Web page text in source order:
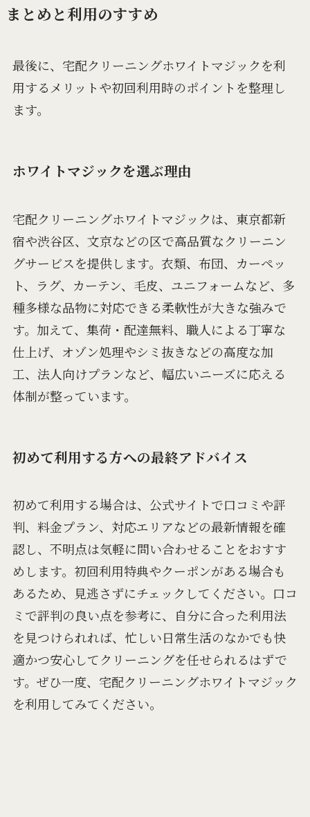
まとめと利用のすすめ
最後に、宅配クリーニングホワイトマジックを利
用するメリットや初回利用時のポイントを整理し
ます。
ホワイトマジックを選ぶ理由
宅配クリーニングホワイトマジックは、東京都新
宿や渋谷区、文京などの区で高品質なクリーニン
グサービスを提供します。衣類、布団、カーペッ
ト、ラグ、カーテン、毛皮、ユニフォームなど、多
種多様な品物に対応できる柔軟性が大きな強みで
す。加えて、集荷・配達無料、職人による丁寧な
仕上げ、オゾン処理やシミ抜きなどの高度な加
工、法人向けプランなど、幅広いニーズに応える
体制が整っています。
初めて利用する方への最終アドバイス
初めて利用する場合は、公式サイトで口コミや評
判、料金プラン、対応エリアなどの最新情報を確
認し、不明点は気軽に問い合わせることをおすす
めします。初回利用特典やクーポンがある場合も
あるため、見逃さずにチェックしてください。口コ
ミで評判の良い点を参考に、自分に合った利用法
を見つけられれば、忙しい日常生活のなかでも快
適かつ安心してクリーニングを任せられるはずで
す。ぜひ一度、宅配クリーニングホワイトマジック
を利用してみてください。